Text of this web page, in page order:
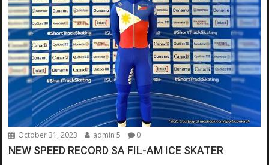
October 31, 2023 admin 5 0
NEW SPEED RECORD SA FIL-AM ICE SKATER